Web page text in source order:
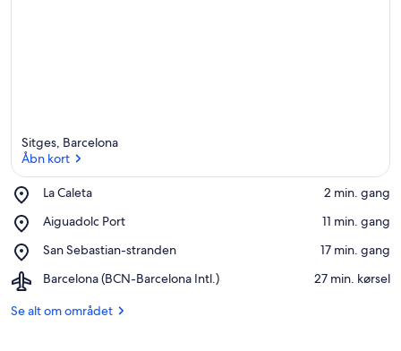
Sitges, Barcelona
Åbn kort
La Caleta
Place,
Caleta
‪2 min. gang‬
Aiguadolc Port
Place,
Port
‪11 min. gang‬
San Sebastian-stranden
Place,
Sebastian-
‪17 min. gang‬
Barcelona (BCN-Barcelona Intl.)
Airport,
(BCN-
‪27 min. kørsel‬
Se alt om området